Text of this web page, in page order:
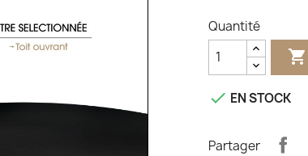
Quantité

 EN STOCK
Partager